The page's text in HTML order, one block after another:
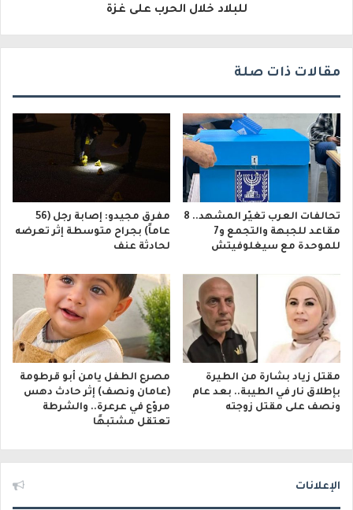
للبلاد خلال الحرب على غزة
مقالات ذات صلة
تحالفات العرب تغيّر المشهد.. 8
مقاعد للجبهة والتجمع و7
للموحدة مع سيغلوفيتش
مفرق مجيدو: إصابة رجل (56
عاماً) بجراح متوسطة إثر تعرضه
لحادثة عنف
مقتل زياد بشارة من الطيرة
بإطلاق نار في الطيبة.. بعد عام
ونصف على مقتل زوجته
مصرع الطفل يامن أبو قرطومة
(عامان ونصف) إثر حادث دهس
مروّع في عرعرة.. والشرطة
تعتقل مشتبهًا
الإعلانات